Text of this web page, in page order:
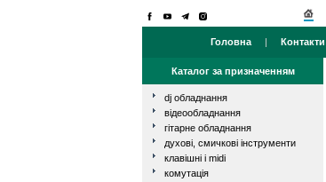
Головна | Контакти
Каталог за призначенням
dj обладнання
відеообладнання
гітарне обладнання
духові, смичкові інструменти
клавішні і midi
комутація